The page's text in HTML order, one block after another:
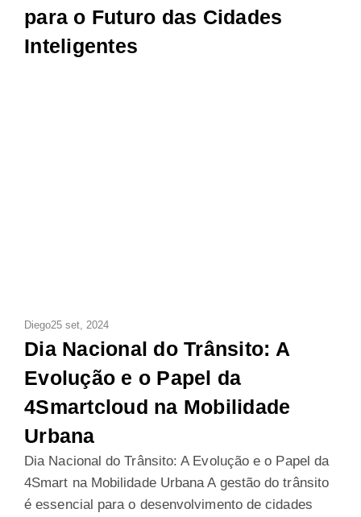
para o Futuro das Cidades
Inteligentes
Diego25 set, 2024
Dia Nacional do Trânsito: A
Evolução e o Papel da
4Smartcloud na Mobilidade
Urbana
Dia Nacional do Trânsito: A Evolução e o Papel da
4Smart na Mobilidade Urbana A gestão do trânsito
é essencial para o desenvolvimento de cidades